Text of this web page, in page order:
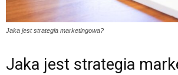
Jaka jest strategia marketingowa?
Jaka jest strategia